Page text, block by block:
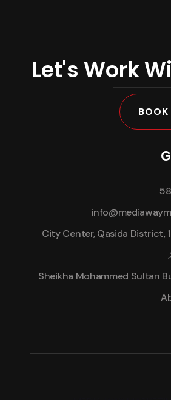
Let's Work
City Center, Qasida District,
Sheikha Mohammed Sultan